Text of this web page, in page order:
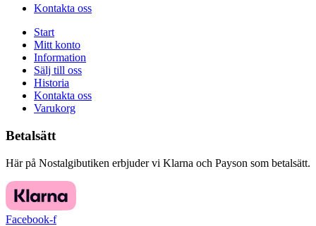
Kontakta oss
Start
Mitt konto
Information
Sälj till oss
Historia
Kontakta oss
Varukorg
Betalsätt
Här på Nostalgibutiken erbjuder vi Klarna och Payson som betalsätt.
Facebook-f